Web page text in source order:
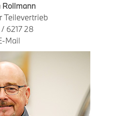
Rollmann
Teilevertrieb
6217 28
Mail